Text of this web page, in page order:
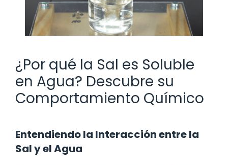
¿Por qué la Sal es Soluble
en Agua? Descubre su
Comportamiento Químico
Entendiendo la Interacción entre la
Sal y el Agua